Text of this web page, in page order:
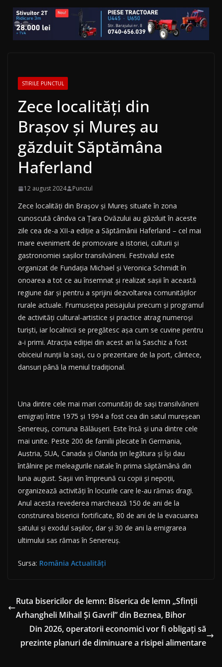
STIRILE PUNCTUL
Zece localități din
Brașov și Mureș au
găzduit Săptămâna
Haferland
12 august 2024 Punctul
Zece localități din Brașov și Mureș situate în zona
cunoscută cândva ca Țara Ovăzului au găzduit în aceste
zile cea de-a XII-a ediție a Săptămânii Haferland – cel mai
mare eveniment de promovare a istoriei, culturii și
gastronomiei sașilor transilvăneni. Festivalul este
organizat de Fundația Michael și Veronica Schmidt în
onoarea a tot ce au însemnat și realizat sașii în această
regiune dar și pentru a sprijini dezvoltarea comunităților
rurale actuale. Frumusețea peisajului precum și programul
de activități cultural-artistice și practice atrag numeroși
turiști, iar localnicii se pregătesc așa cum se cuvine pentru
a-i primi. Atracția ediției din acest an la Saschiz a fost
obiceiul nunții la sași, cu o prezentare de la port, cântece,
dansuri până la meniul tradițional.
Una dintre cele mai mari comunități de sași transilvăneni
emigrați între 1975 și 1994 a fost cea din satul mureșean
Senereuș, comuna Bălăușeri. Este însă și una dintre cele
mai unite. Peste 200 de familii plecate în Germania,
Austria, SUA, Canada şi Olanda țin legătura și își dau
întâlnire pe meleagurile natale în prima săptămână din
luna august. Sașii vin împreună cu copii și nepoții,
organizează activități în locurile care le-au rămas dragi.
Anul acesta revederea marchează 150 de ani de la
construirea bisericii fortificate, 80 de ani de la evacuarea
satului și exodul sașilor, dar și 30 de ani la emigrarea
ultimului sas rămas în Senereuș.
Sursa: România Actualităţi
Ruta bisericilor de lemn: Biserica de lemn „Sfinții
Arhangheli Mihail Și Gavril” din Beznea, Bihor
Din 2026, operatorii economici vor fi obligați să
prezinte planuri de diminuare a risipei alimentare